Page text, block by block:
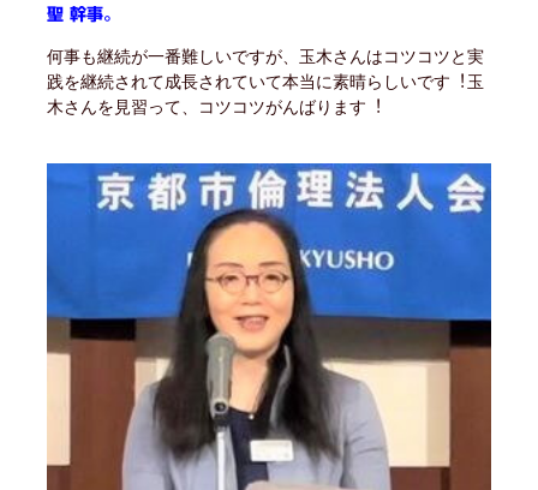
聖 幹事。
何事も継続が一番難しいですが、玉木さんはコツコツと実
践を継続されて成長されていて本当に素晴らしいです︕玉
木さんを見習って、コツコツがんばります︕